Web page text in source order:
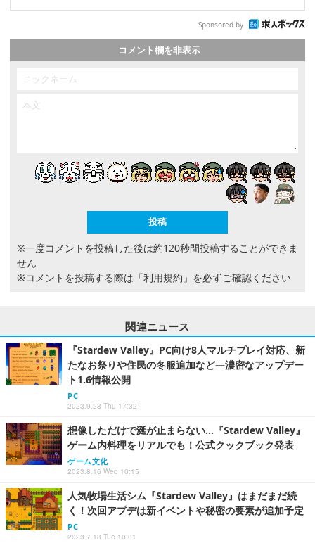
Sponsored by
コメント欄を非表示
※一度コメントを投稿した後は約120秒間投稿することができま
せん
※コメントを投稿する際は 「利用規約」 を必ずご確認ください
関連ニュース
『Stardew Valley』PC向け8人マルチプレイ対応、新
たなお祭りや住民の冬服追加など―濃密なアップデー
ト1.6情報公開
PC
2023.9.28 Thu 17:32
想像しただけで涎が止まらない…『Stardew Valley』
ゲーム内料理をリアルでも！公式クックブック発表
ゲーム文化
2023.8.16 Wed 10:15
人気牧場生活シム『Stardew Valley』はまだまだ続
く！次回アプデは新イベントや秘密の要素が追加予定
PC
2023.7.18 Tue 10:01